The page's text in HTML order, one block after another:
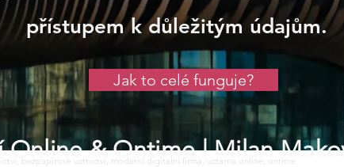
přístupem k důležitým údajům.
Jak to celé funguje?
Online & Ontime| Milan
bezpapirove uctnictvi, moderni digitalni firma, uctarna online, ontime